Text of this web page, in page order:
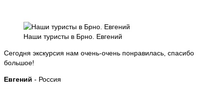
Наши туристы в Брно. Евгений
Сегодня экскурсия нам очень-очень понравилась, спасибо
большое!
Евгений - Россия